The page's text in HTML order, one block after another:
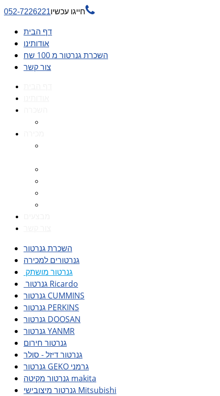
חייגו עכשיו052-7226221 
דף הבית
אודותינו
השכרת גנרטור מ 100 שח
צור קשר
השכרת גנרטור
גנרטורים למכירה
גנרטור מושתק
גנרטור Ricardo
גנרטור CUMMINS
גנרטור PERKINS
גנרטור DOOSAN
גנרטור YANMR
גנרטור חירום
גנרטור דיזל - סולר
גנרטור GEKO גרמני
גנרטור מקיטה makita
גנרטור מיצובישי Mitsubishi